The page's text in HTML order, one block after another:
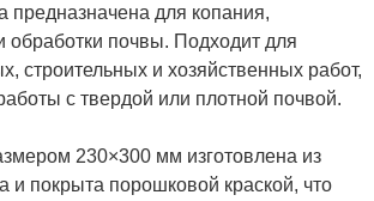
предназначена для копания,
обработки почвы. Подходит для
строительных и хозяйственных работ,
с твердой или плотной почвой.
230×300 мм изготовлена из
и покрыта порошковой краской, что